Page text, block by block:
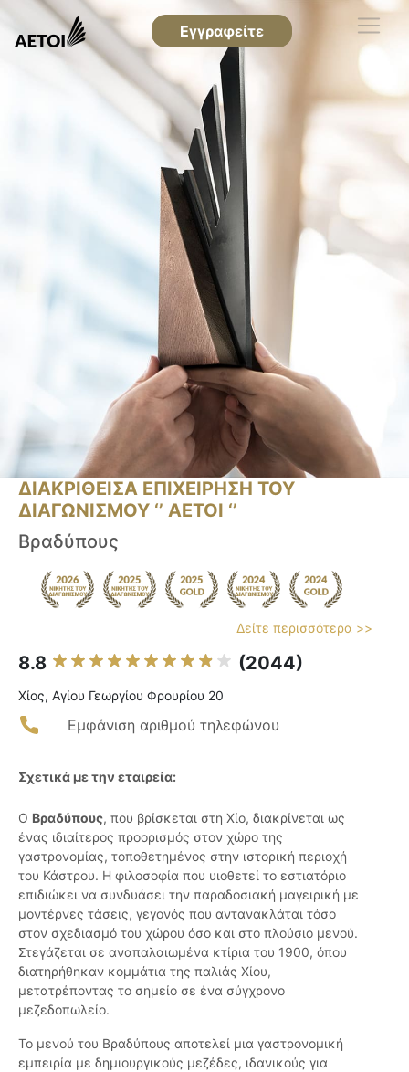
Εγγραφείτε
ΔΙΑΚΡΙΘΕΙΣΑ ΕΠΙΧΕΙΡΗΣΗ ΤΟΥ
ΔΙΑΓΩΝΙΣΜΟΥ ‘’ ΑΕΤΟΙ ‘’
Βραδύπους
Δείτε περισσότερα >>
8.8 (2044)
Χίος, Αγίου Γεωργίου Φρουρίου 20
Εμφάνιση αριθμού τηλεφώνου
Σχετικά με την εταιρεία:
Ο Βραδύπους, που βρίσκεται στη Χίο, διακρίνεται ως
ένας ιδιαίτερος προορισμός στον χώρο της
γαστρονομίας, τοποθετημένος στην ιστορική περιοχή
του Κάστρου. Η φιλοσοφία που υιοθετεί το εστιατόριο
επιδιώκει να συνδυάσει την παραδοσιακή μαγειρική με
μοντέρνες τάσεις, γεγονός που αντανακλάται τόσο
στον σχεδιασμό του χώρου όσο και στο πλούσιο μενού.
Στεγάζεται σε αναπαλαιωμένα κτίρια του 1900, όπου
διατηρήθηκαν κομμάτια της παλιάς Χίου,
μετατρέποντας το σημείο σε ένα σύγχρονο
μεζεδοπωλείο.
Το μενού του Βραδύπους αποτελεί μια γαστρονομική
εμπειρία με δημιουργικούς μεζέδες, ιδανικούς για